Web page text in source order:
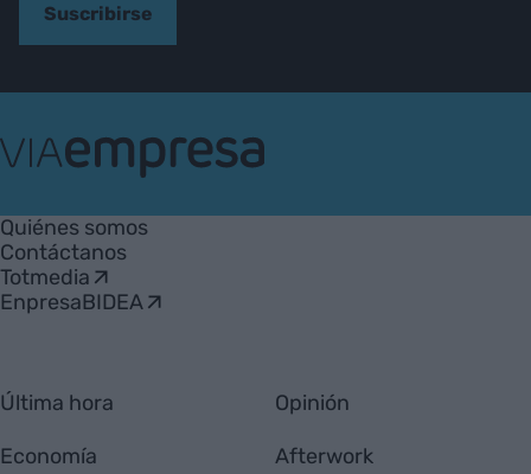
Suscribirse
Empresa
Quiénes somos
Contáctanos
Totmedia
EnpresaBIDEA
Última hora
Economía
Opinión
Afterwork